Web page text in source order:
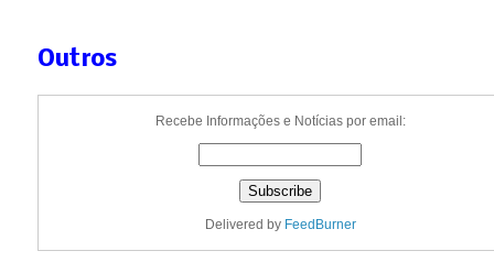
Outros
Recebe Informações e Notícias por email:
Delivered by FeedBurner